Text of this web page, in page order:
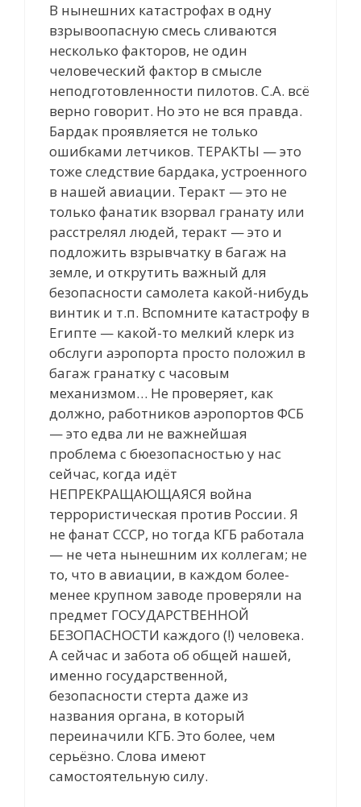
В нынешних катастрофах в одну
взрывоопасную смесь сливаются
несколько факторов, не один
человеческий фактор в смысле
неподготовленности пилотов. С.А. всё
верно говорит. Но это не вся правда.
Бардак проявляется не только
ошибками летчиков. ТЕРАКТЫ — это
тоже следствие бардака, устроенного
в нашей авиации. Теракт — это не
только фанатик взорвал гранату или
расстрелял людей, теракт — это и
подложить взрывчатку в багаж на
земле, и открутить важный для
безопасности самолета какой-нибудь
винтик и т.п. Вспомните катастрофу в
Египте — какой-то мелкий клерк из
обслуги аэропорта просто положил в
багаж гранатку с часовым
механизмом… Не проверяет, как
должно, работников аэропортов ФСБ
— это едва ли не важнейшая
проблема с бюезопасностью у нас
сейчас, когда идёт
НЕПРЕКРАЩАЮЩАЯСЯ война
террористическая против России. Я
не фанат СССР, но тогда КГБ работала
— не чета нынешним их коллегам; не
то, что в авиации, в каждом более-
менее крупном заводе проверяли на
предмет ГОСУДАРСТВЕННОЙ
БЕЗОПАСНОСТИ каждого (!) человека.
А сейчас и забота об общей нашей,
именно государственной,
безопасности стерта даже из
названия органа, в который
переиначили КГБ. Это более, чем
серьёзно. Слова имеют
самостоятельную силу.